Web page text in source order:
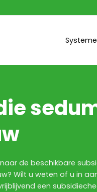
de beschikbare
Wilt u weten of u in
een